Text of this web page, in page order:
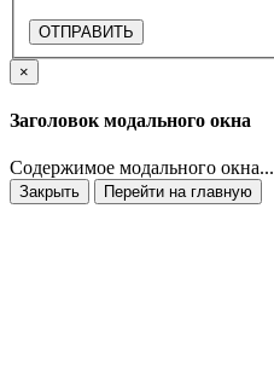
ОТПРАВИТЬ
×
Заголовок модального окна
Содержимое модального окна...
Закрыть Перейти на главную